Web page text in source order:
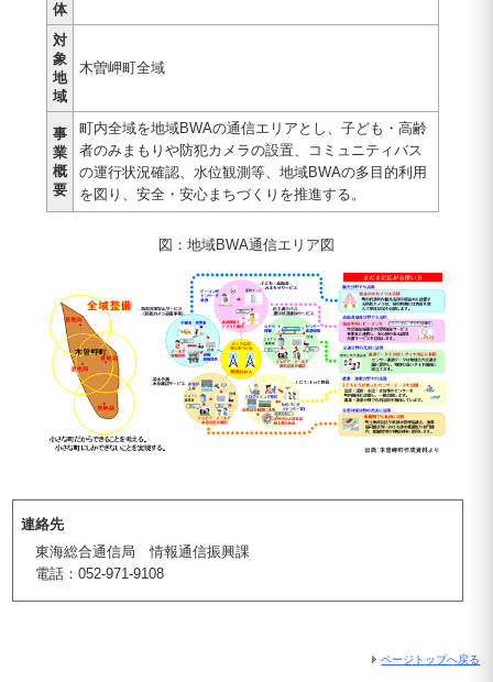
体
対
象
地
域
木曽岬町全域
事
業
概
要
町内全域を地域BWAの通信エリアとし、子ども・高齢
者のみまもりや防犯カメラの設置、コミュニティバス
の運行状況確認、水位観測等、地域BWAの多目的利用
を図り、安全・安心まちづくりを推進する。
図：地域BWA通信エリア図
連絡先
東海総合通信局 情報通信振興課
電話：052-971-9108
ページトップへ戻る